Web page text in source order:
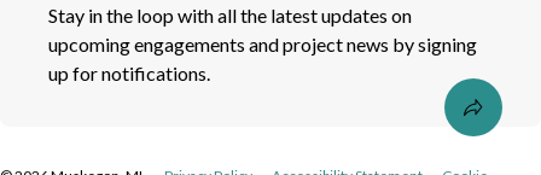
Stay in the loop with all the latest updates on
upcoming engagements and project news by signing
up for notifications.